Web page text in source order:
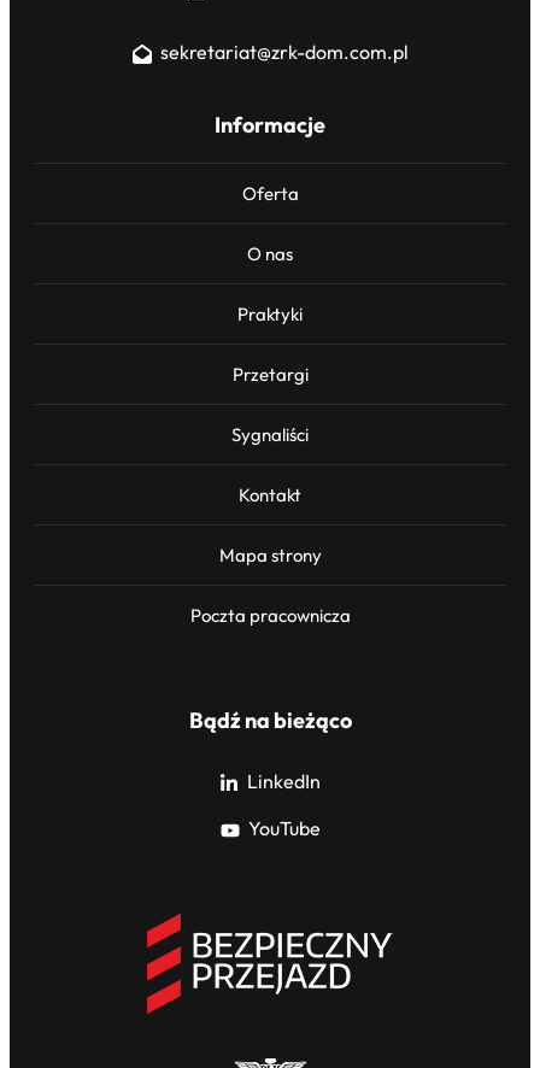
sekretariat@zrk-dom.com.pl
Informacje
Oferta
O nas
Praktyki
Przetargi
Sygnaliści
Kontakt
Mapa strony
Poczta pracownicza
Bądź na bieżąco
LinkedIn
YouTube